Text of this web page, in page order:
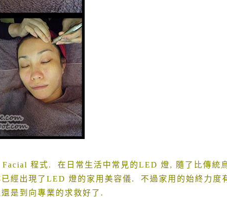
程式. 在日常生活中常見的LED 燈,
隨了比傳統
經出現了 LED 燈的家用美容儀. 不過家用的始終力度
是到向專業的求救好了 .